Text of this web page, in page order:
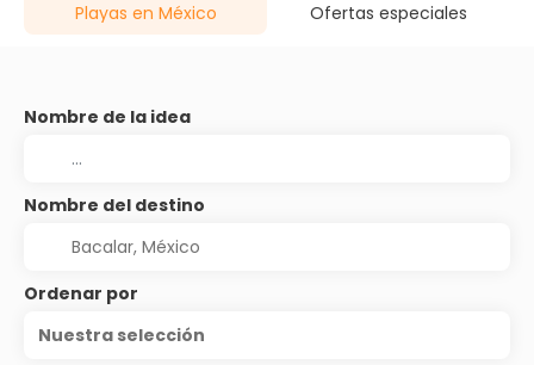
Playas en México
Ofertas especiales
Nombre de la idea
Nombre del destino
Ordenar por
Nuestra selección